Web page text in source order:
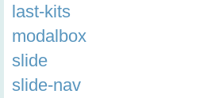
last-kits
modalbox
slide
slide-nav